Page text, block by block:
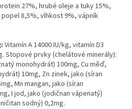
27%, hrubé oleje a tuky 15%,
8,5%, vlhkost 9%, vápník
Vitamín A 14000 IU/kg, vitamín D3
Stopové prvky (chelátové minerály):
monohydrát) 100mg, Cu měď,
10mg, Zn zinek, jako (síran
Mn mangan, jako (síran
I jod, jako (jodičnan vápenatý)
sodný) 0,2mg.